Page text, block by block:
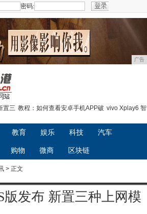
密码:
广告
置三 教程：如何查看安卓手机APP破 vivo Xplay6 智
教育 娱乐 科技 汽车
购物 微商 区块链
> 正文
版发布 新置三种上网模